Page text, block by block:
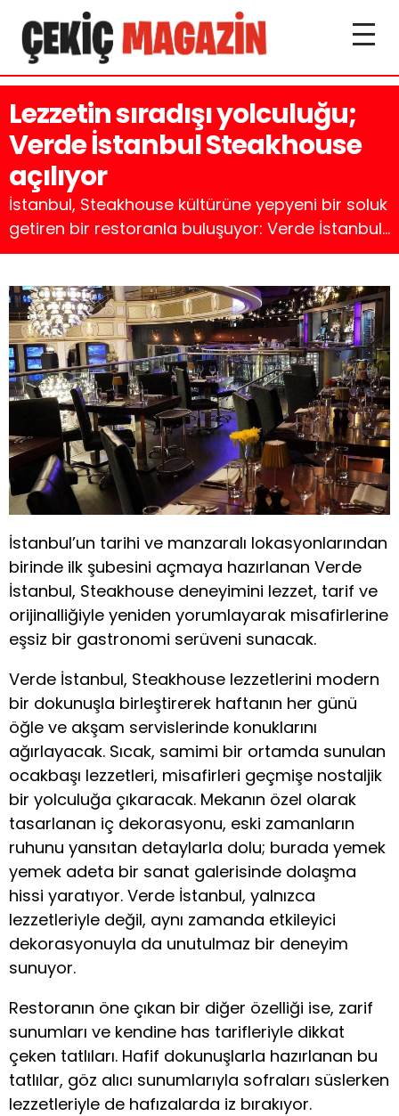
Lezzetin sıradışı yolculuğu;
Verde İstanbul Steakhouse
açılıyor
İstanbul, Steakhouse kültürüne yepyeni bir soluk
getiren bir restoranla buluşuyor: Verde İstanbul...
İstanbul’un tarihi ve manzaralı lokasyonlarından
birinde ilk şubesini açmaya hazırlanan Verde
İstanbul, Steakhouse deneyimini lezzet, tarif ve
orijinalliğiyle yeniden yorumlayarak misafirlerine
eşsiz bir gastronomi serüveni sunacak.
Verde İstanbul, Steakhouse lezzetlerini modern
bir dokunuşla birleştirerek haftanın her günü
öğle ve akşam servislerinde konuklarını
ağırlayacak. Sıcak, samimi bir ortamda sunulan
ocakbaşı lezzetleri, misafirleri geçmişe nostaljik
bir yolculuğa çıkaracak. Mekanın özel olarak
tasarlanan iç dekorasyonu, eski zamanların
ruhunu yansıtan detaylarla dolu; burada yemek
yemek adeta bir sanat galerisinde dolaşma
hissi yaratıyor. Verde İstanbul, yalnızca
lezzetleriyle değil, aynı zamanda etkileyici
dekorasyonuyla da unutulmaz bir deneyim
sunuyor.
Restoranın öne çıkan bir diğer özelliği ise, zarif
sunumları ve kendine has tarifleriyle dikkat
çeken tatlıları. Hafif dokunuşlarla hazırlanan bu
tatlılar, göz alıcı sunumlarıyla sofraları süslerken
lezzetleriyle de hafızalarda iz bırakıyor.